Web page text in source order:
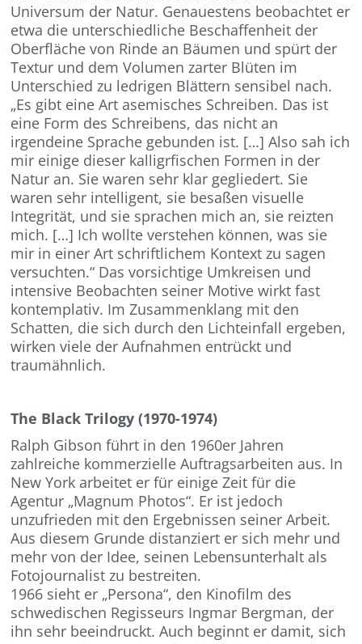
Universum der Natur. Genauestens beobachtet er
etwa die unterschiedliche Beschaffenheit der
Oberfläche von Rinde an Bäumen und spürt der
Textur und dem Volumen zarter Blüten im
Unterschied zu ledrigen Blättern sensibel nach.
„Es gibt eine Art asemisches Schreiben. Das ist
eine Form des Schreibens, das nicht an
irgendeine Sprache gebunden ist. […] Also sah ich
mir einige dieser kalligrfischen Formen in der
Natur an. Sie waren sehr klar gegliedert. Sie
waren sehr intelligent, sie besaßen visuelle
Integrität, und sie sprachen mich an, sie reizten
mich. […] Ich wollte verstehen können, was sie
mir in einer Art schriftlichem Kontext zu sagen
versuchten.“ Das vorsichtige Umkreisen und
intensive Beobachten seiner Motive wirkt fast
kontemplativ. Im Zusammenklang mit den
Schatten, die sich durch den Lichteinfall ergeben,
wirken viele der Aufnahmen entrückt und
traumähnlich.
The Black Trilogy (1970-1974)
Ralph Gibson führt in den 1960er Jahren
zahlreiche kommerzielle Auftragsarbeiten aus. In
New York arbeitet er für einige Zeit für die
Agentur „Magnum Photos“. Er ist jedoch
unzufrieden mit den Ergebnissen seiner Arbeit.
Aus diesem Grunde distanziert er sich mehr und
mehr von der Idee, seinen Lebensunterhalt als
Fotojournalist zu bestreiten.
1966 sieht er „Persona“, den Kinofilm des
schwedischen Regisseurs Ingmar Bergman, der
ihn sehr beeindruckt. Auch beginnt er damit, sich